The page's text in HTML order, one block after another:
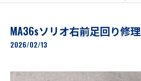
MA36sソリオ右前足回り修理
2026/02/13